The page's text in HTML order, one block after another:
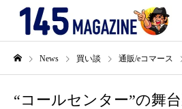
News 買い談 通販/eコマース
“コールセンター”の舞